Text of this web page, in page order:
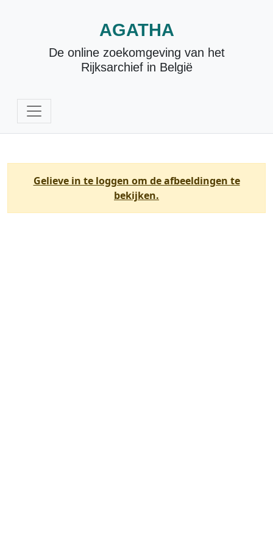
AGATHA
De online zoekomgeving van het
Rijksarchief in België
Gelieve in te loggen om de afbeeldingen te
bekijken.